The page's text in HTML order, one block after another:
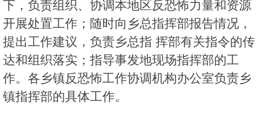
下，负责组织、协调本地区反恐怖力量和资源
开展处置工作；随时向乡总指挥部报告情况，
提出工作建议，负责乡总指 挥部有关指令的传
达和组织落实；指导事发地现场指挥部的工
作。各乡镇反恐怖工作协调机构办公室负责乡
镇指挥部的具体工作。